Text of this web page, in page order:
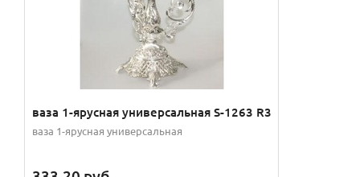
ваза 1-ярусная универсальная S-1263 R3
ваза 1-ярусная универсальная